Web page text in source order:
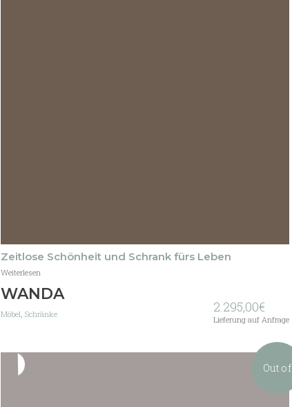
Zeitlose Schönheit und Schrank fürs Leben
Weiterlesen
WANDA
Möbel Schränke 2.295,00€
Lieferung auf Anfrage
Out of